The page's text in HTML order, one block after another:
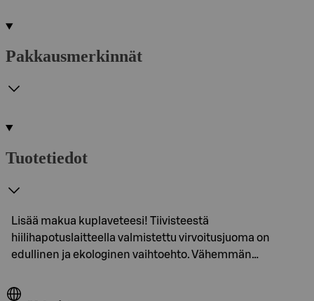
Pakkausmerkinnät
Tuotetiedot
Lisää makua kuplaveteesi! Tiivisteestä
hiilihapotuslaitteella valmistettu virvoitusjuoma on
edullinen ja ekologinen vaihtoehto. Vähemmän…